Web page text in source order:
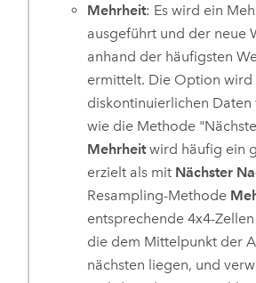
Mehrheit: Es wird ein
ausgeführt und der neue
anhand der häufigsten
ermittelt. Die Option
diskontinuierlichen
wie die Methode
Mehrheitwird häufig ein
erzielt als mit Nächster
Resampling-Methode
entsprechende 4x4-
die dem Mittelpunkt der
nächsten liegen, und